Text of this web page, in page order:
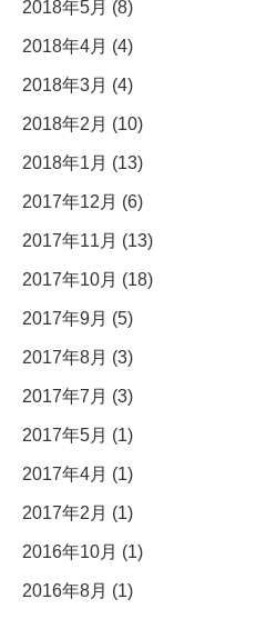
2018年5月 (8)
2018年4月 (4)
2018年3月 (4)
2018年2月 (10)
2018年1月 (13)
2017年12月 (6)
2017年11月 (13)
2017年10月 (18)
2017年9月 (5)
2017年8月 (3)
2017年7月 (3)
2017年5月 (1)
2017年4月 (1)
2017年2月 (1)
2016年10月 (1)
2016年8月 (1)